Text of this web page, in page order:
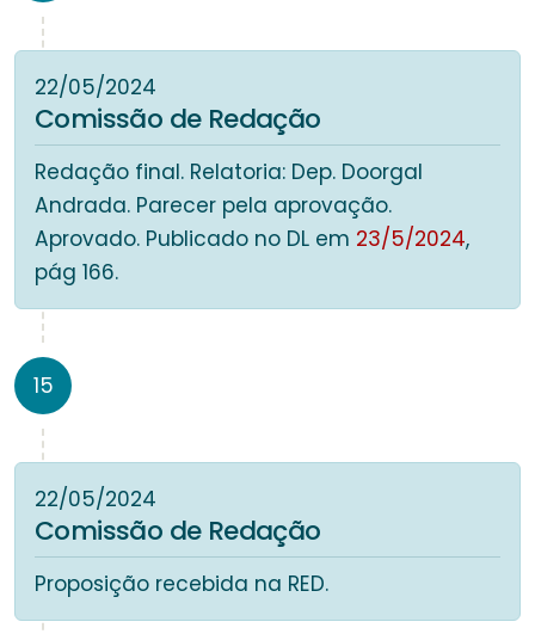
22/05/2024
Comissão de Redação
Redação final. Relatoria: Dep. Doorgal
Andrada. Parecer pela aprovação.
Aprovado. Publicado no DL em 23/5/2024,
pág 166.
15
22/05/2024
Comissão de Redação
Proposição recebida na RED.